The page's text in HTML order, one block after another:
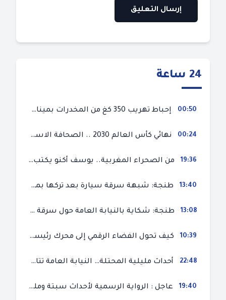
24 ساعة
00:50 إحباط تهريب 350 كغ من المخدرات بميناء طنجة المتوسط
00:24 نهائي كأس العالم 2030 .. الصحافة الاسبانية قلقة من حسم الملف لصالح المغرب و”تتهم رئيس الفيفا”
19:36 من الصحراء المغربية.. يوسف أكنو يكتب عن أزمة سبتة المحتلة ويؤكد ان الهجرة السرية ليست حلا وبناء الوطن هو الخيار الأفضل
13:40 طنجة: شبهة سرقة سيارة بعد تركها بمحل ميكانيك للإصلاح
13:08 طنجة: شكاية بالنيابة العامة حول سرقة سيارة تركها صاحبها بمحل ميكانيك للإصلاح
10:39 كيف تحول الفضاء الرقمي إلى محرك رئيسي لأحداث الهجرة في سبتة؟
22:48 أحداث مليلية المحتلة… النيابة العامة تتابع 50 متورطا في محاولة اقتحام السياح الحدودي بتهم ثقيلة
19:40 عاجل : الرواية الرسمية لأحداث سبتة ومليلية المحتلتين (وزارة الداخلية)